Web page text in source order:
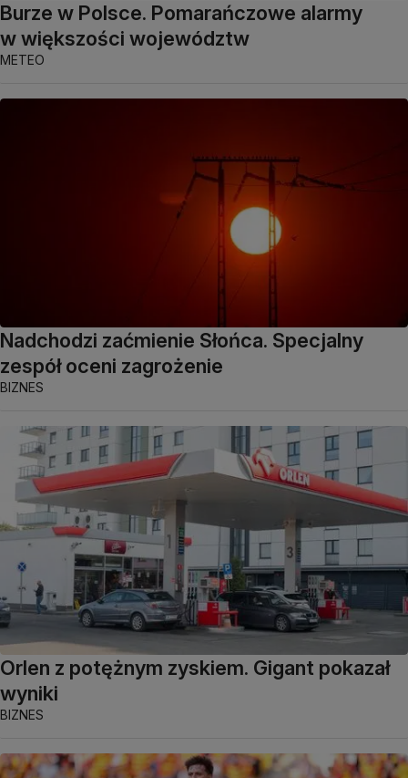
Burze w Polsce. Pomarańczowe alarmy
w większości województw
METEO
Nadchodzi zaćmienie Słońca. Specjalny
zespół oceni zagrożenie
BIZNES
Orlen z potężnym zyskiem. Gigant pokazał
wyniki
BIZNES